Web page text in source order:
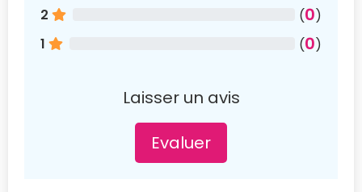
2
(0)
1
(0)
Laisser un avis
Evaluer